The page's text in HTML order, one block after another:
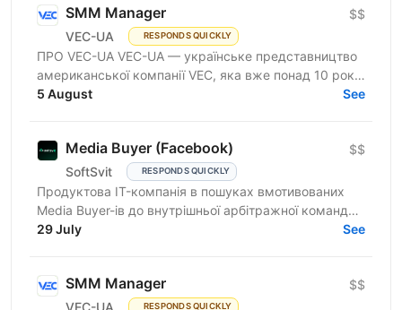
SMM Manager
VEC-UA RESPONDS QUICKLY
$$
ПРО VEC-UA VEC-UA — українське представництво
американської компанії VEC, яка вже понад 10 років
трансформує будівельну галузь за допомогою BIM
5 August See
Media Buyer (Facebook)
SoftSvit RESPONDS QUICKLY
$$
Продуктова IT-компанія в пошуках вмотивованих
Media Buyer-ів до внутрішньої арбітражної команди.
Розглядаємо спеціалістів із досвідом самостійних
29 July See
SMM Manager
VEC-UA RESPONDS QUICKLY
$$